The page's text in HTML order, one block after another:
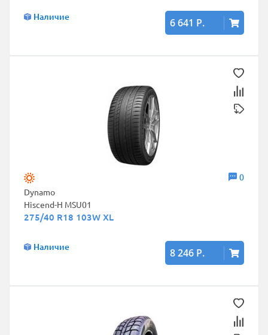
Наличие 6 641 Р.
0
Dynamo
Hiscend-H MSU01
275/40 R18 103W XL
Наличие 8 246 Р.